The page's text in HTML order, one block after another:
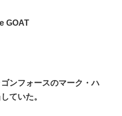
GOAT
ンフォースのマーク・ハ
ていた。